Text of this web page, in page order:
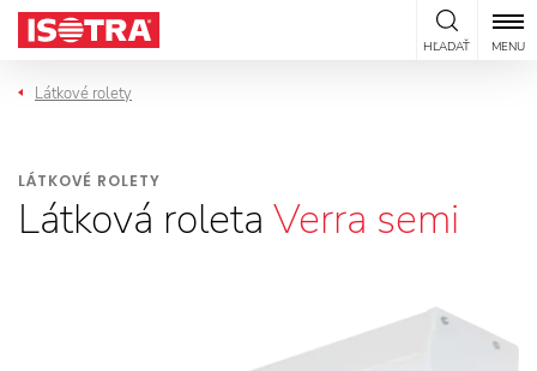
Preskočiť na obsah
HĽADAŤ MENU
Látkové rolety
LÁTKOVÉ ROLETY
Látková roleta Verra semi